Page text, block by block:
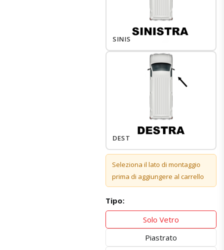
SINISTRO
DESTRO
Seleziona il lato di montaggio
prima di aggiungere al carrello
Tipo:
Solo Vetro
Piastrato